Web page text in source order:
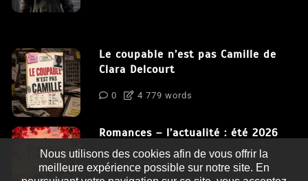
Le coupable n’est pas Camille de
Clara Delcourt
0 4 779 words
Romances – l’actualité : été 2026
0 3 052 words
Nous utilisons des cookies afin de vous offrir la
meilleure expérience possible sur notre site. En